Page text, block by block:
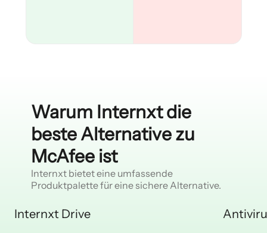
Warum Internxt die
beste Alternative zu
McAfee ist
Internxt bietet eine umfassende
Produktpalette für eine sichere Alternative.
Internxt Drive